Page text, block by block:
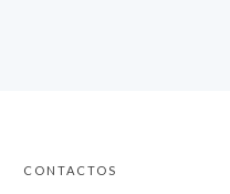
CONTACTOS